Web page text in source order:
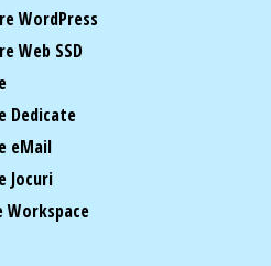
WordPress
Web SSD
Dedicate
eMail
Jocuri
Workspace